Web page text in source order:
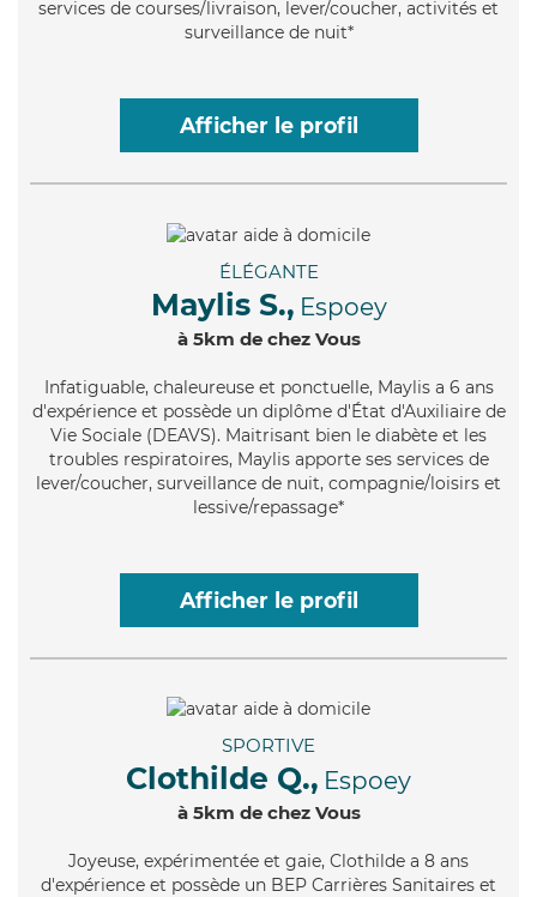
services de courses/livraison, lever/coucher, activités et
surveillance de nuit*
Afficher le profil
ÉLÉGANTE
Maylis S., Espoey
à 5km de chez Vous
Infatiguable, chaleureuse et ponctuelle, Maylis a 6 ans
d'expérience et possède un diplôme d'État d'Auxiliaire de
Vie Sociale (DEAVS). Maitrisant bien le diabète et les
troubles respiratoires, Maylis apporte ses services de
lever/coucher, surveillance de nuit, compagnie/loisirs et
lessive/repassage*
Afficher le profil
SPORTIVE
Clothilde Q., Espoey
à 5km de chez Vous
Joyeuse, expérimentée et gaie, Clothilde a 8 ans
d'expérience et possède un BEP Carrières Sanitaires et